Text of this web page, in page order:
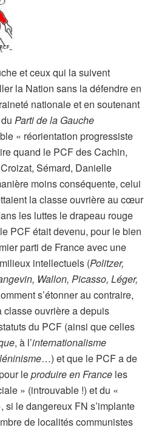
et ceux qui la suivent
la Nation sans la défendre en
nationale et en soutenant
Parti de la Gauche
« réorientation progressiste
quand le PCF des Cachin,
Sémard, Danielle
moins conséquente, celui
la classe ouvrière au cœur
les luttes le drapeau rouge
PCF était devenu, pour le bien
parti de France avec une
intellectuels (Politzer,
Wallon, Picasso, Léger,
s’étonner au contraire,
classe ouvrière a depuis
du PCF (ainsi que celles
, à l’internationalisme
…) et que le PCF a de
leproduire en France les
» (introuvable !) et du «
le dangereux FN s’implante
de localités communistes